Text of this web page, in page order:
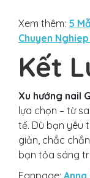
Xem thêm: 5
Chuyen
Kết
Xu hướng nail
lựa chọn – từ
tế. Dù bạn yêu
giản, chắc
bạn tỏa sáng
Fanpage: